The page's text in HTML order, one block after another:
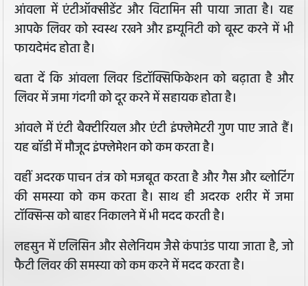
आंवला में एंटीऑक्सीडेंट और विटामिन सी पाया जाता है। यह
आपके लिवर को स्वस्थ रखने और इम्यूनिटी को बूस्ट करने में भी
फायदेमंद होता है।
बता दें कि आंवला लिवर डिटॉक्सिफिकेशन को बढ़ाता है और
लिवर में जमा गंदगी को दूर करने में सहायक होता है।
आंवले में एंटी बैक्टीरियल और एंटी इंफ्लेमेटरी गुण पाए जाते हैं।
यह बॉडी में मौजूद इंफ्लेमेशन को कम करता है।
वहीं अदरक पाचन तंत्र को मजबूत करता है और गैस और ब्लोटिंग
की समस्या को कम करता है। साथ ही अदरक शरीर में जमा
टॉक्सिन्स को बाहर निकालने में भी मदद करती है।
लहसुन में एलिसिन और सेलेनियम जैसे कंपाउंड पाया जाता है, जो
फैटी लिवर की समस्या को कम करने में मदद करता है।